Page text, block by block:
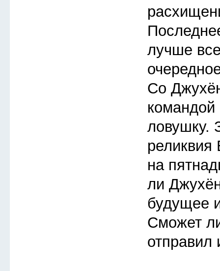
лучше
Со
ловушку.
реликвия
на
ли
будущее
Сможет
отправил